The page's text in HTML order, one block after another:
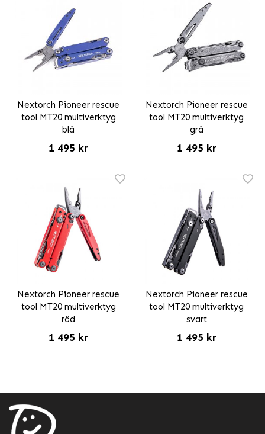
Nextorch Pioneer rescue
tool MT20 multiverktyg
blå
1 495 kr
Nextorch Pioneer rescue
tool MT20 multiverktyg
grå
1 495 kr
Nextorch Pioneer rescue
tool MT20 multiverktyg
röd
1 495 kr
Nextorch Pioneer rescue
tool MT20 multiverktyg
svart
1 495 kr